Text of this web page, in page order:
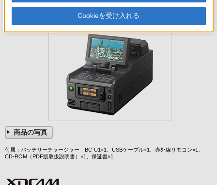
生産完了
希望小売価格583,000円(税込)
商品の写真
付属：バッテリーチャージャー BC-U1×1、USBケーブル×1、赤外線リモコン×1、
CD-ROM（PDF版取扱説明書）×1、保証書×1
Cookieを受け入れる